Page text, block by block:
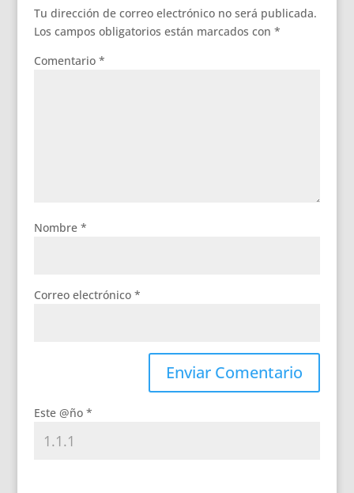
Tu dirección de correo electrónico no será publicada.
Los campos obligatorios están marcados con *
Comentario *
Nombre *
Correo electrónico *
Este @ño *